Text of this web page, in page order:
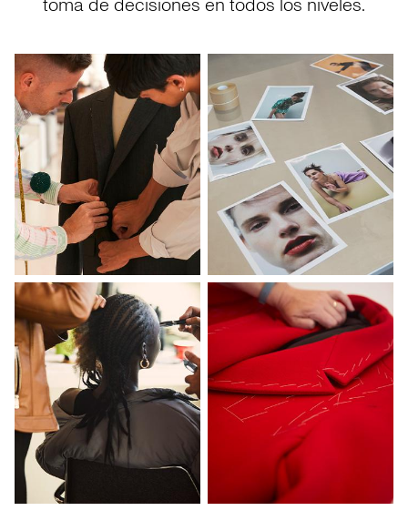
toma de decisiones en todos los niveles.